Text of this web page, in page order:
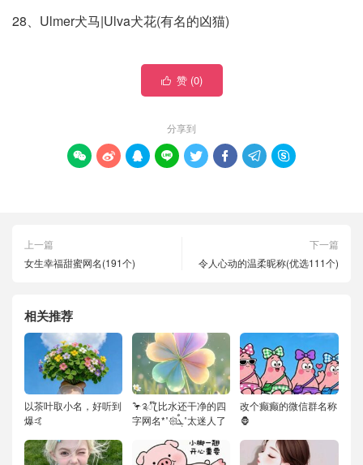
28、Ulmer犬马|Ulva犬花(有名的凶猫)
 赞 (0)
分享到
       
上一篇
女生幸福甜蜜网名(191个)
下一篇
令人心动的温柔昵称(优选111个)
相关推荐
以茶叶取小名，好听到
爆🤙
🦩༉ꦿ໊ 比水还干净的四
字网名*˚𑁍ࠬܓ˚太迷人了
改个癫癫的微信群名称
🦍